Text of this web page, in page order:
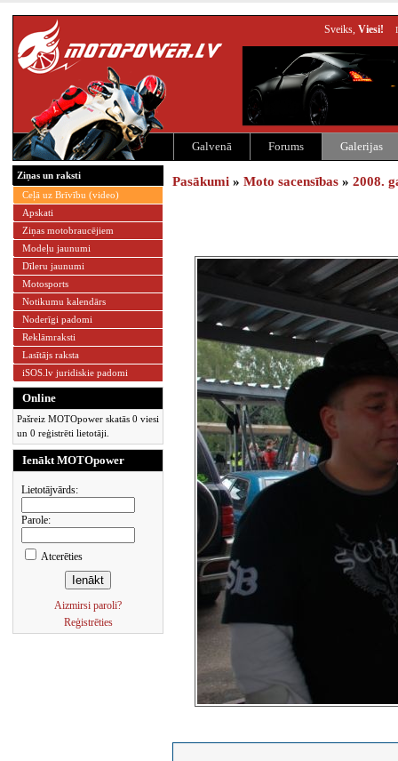
Sveiks, Viesi!
Galvenā Forums Galerijas
Ziņas un raksti
Ceļā uz Brīvību (video)
Apskati
Ziņas motobraucējiem
Modeļu jaunumi
Dīleru jaunumi
Motosports
Notikumu kalendārs
Noderīgi padomi
Reklāmraksti
Lasītājs raksta
iSOS.lv juridiskie padomi
Online
Pašreiz MOTOpower skatās 0 viesi
un 0 reģistrēti lietotāji.
Ienākt MOTOpower
Lietotājvārds:
Parole:
Atcerēties
Aizmirsi paroli?
Reģistrēties
Pasākumi » Moto sacensības » 2008.